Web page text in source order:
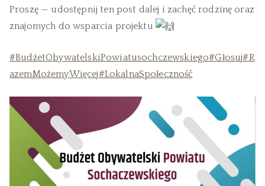
Proszę — udostępnij ten post dalej i zachęć rodzinę oraz
znajomych do wsparcia projektu
#BudżetObywatelskiPowiatusochczewskiego#Głosuj#R
azemMożemyWięcej#LokalnaSpołeczność